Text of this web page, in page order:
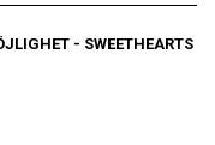
- SWEETHEARTS